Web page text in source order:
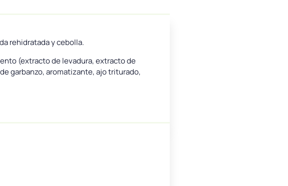
rehidratada y cebolla.
(extracto de levadura, extracto de
garbanzo, aromatizante, ajo triturado,